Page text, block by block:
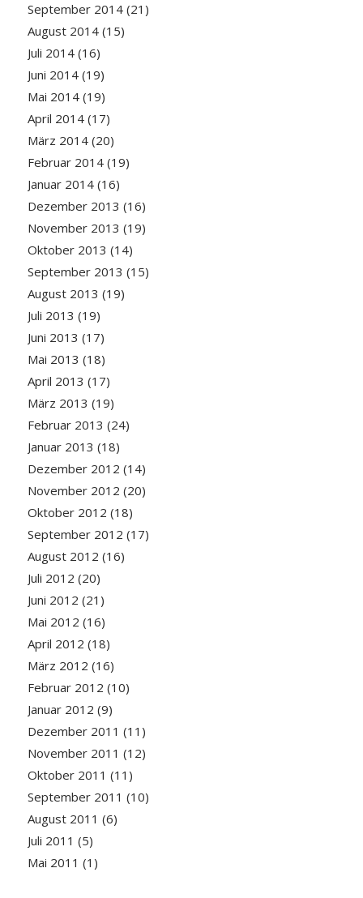
September 2014(21)
August 2014(15)
Juli 2014(16)
Juni 2014(19)
Mai 2014(19)
April 2014(17)
März 2014(20)
Februar 2014(19)
Januar 2014(16)
Dezember 2013 (16)
November 2013 (19)
Oktober 2013 (14)
September 2013 (15)
August 2013 (19)
Juli 2013 (19)
Juni 2013 (17)
Mai 2013 (18)
April 2013 (17)
März 2013 (19)
Februar 2013 (24)
Januar 2013 (18)
Dezember 2012 (14)
November 2012 (20)
Oktober 2012 (18)
September 2012 (17)
August 2012 (16)
Juli 2012 (20)
Juni 2012 (21)
Mai 2012 (16)
April 2012 (18)
März 2012 (16)
Februar 2012 (10)
Januar 2012 (9)
Dezember 2011 (11)
November 2011 (12)
Oktober 2011 (11)
September 2011 (10)
August 2011 (6)
Juli 2011 (5)
Mai 2011 (1)